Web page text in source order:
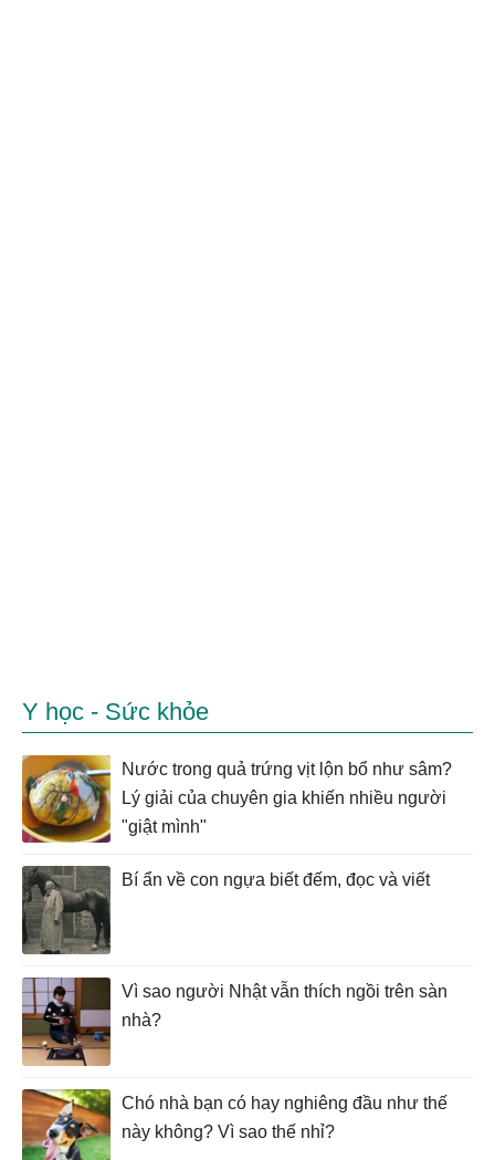
Y học - Sức khỏe
Nước trong quả trứng vịt lộn bổ như sâm?
Lý giải của chuyên gia khiến nhiều người
"giật mình"
Bí ẩn về con ngựa biết đếm, đọc và viết
Vì sao người Nhật vẫn thích ngồi trên sàn
nhà?
Chó nhà bạn có hay nghiêng đầu như thế
này không? Vì sao thế nhỉ?